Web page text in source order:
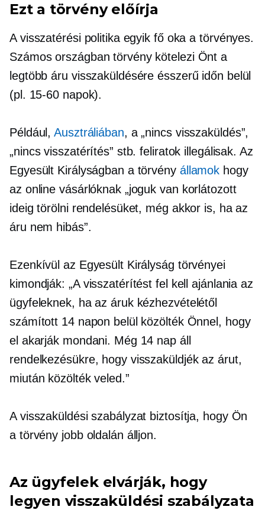
Ezt a törvény előírja
A visszatérési politika egyik fő oka a törvényes.
Számos országban törvény kötelezi Önt a
legtöbb áru visszaküldésére ésszerű időn belül
(pl. 15-60 napok).
Például,Ausztráliában, a „nincs visszaküldés”,
„nincs visszatérítés” stb. feliratok illegálisak. Az
Egyesült Királyságban a törvény államok hogy
az online vásárlóknak „joguk van korlátozott
ideig törölni rendelésüket, még akkor is, ha az
áru nem hibás”.
Ezenkívül az Egyesült Királyság törvényei
kimondják: „A visszatérítést fel kell ajánlania az
ügyfeleknek, ha az áruk kézhezvételétől
számított 14 napon belül közölték Önnel, hogy
el akarják mondani. Még 14 nap áll
rendelkezésükre, hogy visszaküldjék az árut,
miután közölték veled.”
A visszaküldési szabályzat biztosítja, hogy Ön
a törvény jobb oldalán álljon.
Az ügyfelek elvárják, hogy
legyen visszaküldési szabályzata